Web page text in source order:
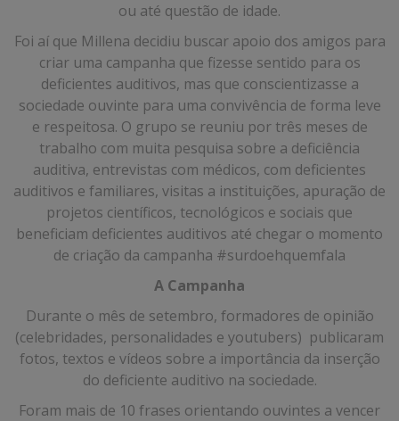
ou até questão de idade.
Foi aí que Millena decidiu buscar apoio dos amigos para
criar uma campanha que fizesse sentido para os
deficientes auditivos, mas que conscientizasse a
sociedade ouvinte para uma convivência de forma leve
e respeitosa. O grupo se reuniu por três meses de
trabalho com muita pesquisa sobre a deficiência
auditiva, entrevistas com médicos, com deficientes
auditivos e familiares, visitas a instituições, apuração de
projetos científicos, tecnológicos e sociais que
beneficiam deficientes auditivos até chegar o momento
de criação da campanha #surdoehquemfala
A Campanha
Durante o mês de setembro, formadores de opinião
(celebridades, personalidades e youtubers) publicaram
fotos, textos e vídeos sobre a importância da inserção
do deficiente auditivo na sociedade.
Foram mais de 10 frases orientando ouvintes a vencer